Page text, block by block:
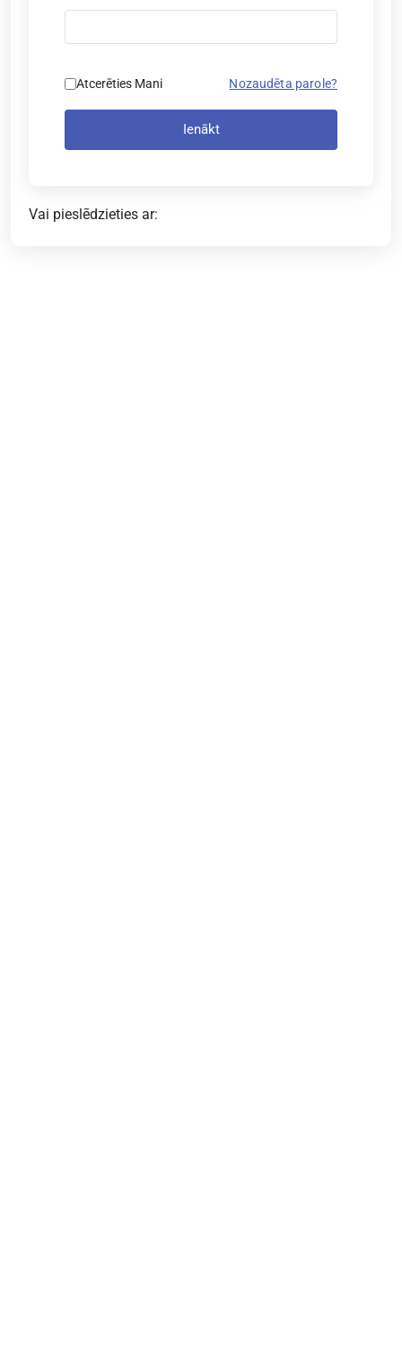
Atcerēties Mani Nozaudēta parole?
Ienākt
Vai pieslēdzieties ar: